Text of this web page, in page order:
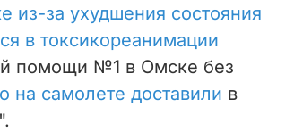
из-за ухудшения состояния
в токсикореанимации
помощи №1 в Омске без
на самолете доставили в